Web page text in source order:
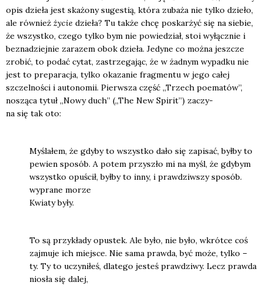
opis dzie­ła jest ska­żo­ny suge­stią, któ­ra zuba­ża nie tyl­ko dzie­ło,
ale rów­nież życie dzie­ła? Tu tak­że chcę poskar­żyć się na sie­bie,
że wszyst­ko, cze­go tyl­ko bym nie powie­dział, stoi wyłącz­nie i
bez­na­dziej­nie zara­zem obok dzie­ła. Jedy­ne co moż­na jesz­cze
zro­bić, to podać cytat, zastrze­ga­jąc, że w żad­nym wypad­ku nie
jest to pre­pa­ra­cja, tyl­ko oka­za­nie frag­men­tu w jego całej
szczel­no­ści i auto­no­mii. Pierw­sza część „Trzech poema­tów”,
noszą­ca tytuł „Nowy duch” („The New Spi­rit”) zaczy­
na się tak oto:
Myśla­łem, że gdy­by to wszyst­ko dało się zapi­sać, był­by to
pewien spo­sób. A potem przy­szło mi na myśl, że gdy­bym
wszyst­ko opu­ścił, był­by to inny, i praw­dziw­szy spo­sób.
wypra­ne morze
Kwia­ty były.
To są przy­kła­dy opu­stek. Ale było, nie było, wkrót­ce coś
zaj­mu­je ich miej­sce. Nie sama praw­da, być może, tyl­ko –
ty. Ty to uczy­ni­łeś, dla­te­go jesteś praw­dzi­wy. Lecz praw­da
nio­sła się dalej,